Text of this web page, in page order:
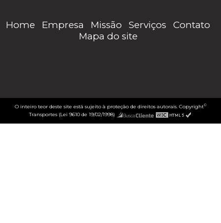
Home Empresa Missão Serviços
Contato
Mapa do site
O inteiro teor deste site está sujeito à proteção de direitos autorais. Copyright©
Transportes (Lei 9610 de 19/02/1998)